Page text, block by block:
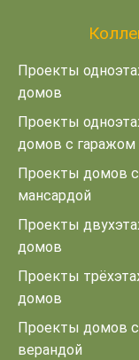
Проекты
домов
Проекты
домов с гаражом
Проекты домов с
мансардой
Проекты
домов
Проекты
домов
Проекты домов с
верандой